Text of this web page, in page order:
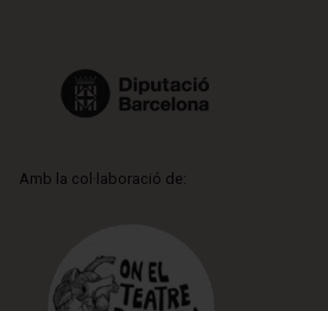
Amb la col·laboració de: